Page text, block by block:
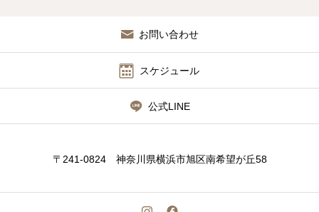
お問い合わせ
スケジュール
公式LINE
〒241-0824 神奈川県横浜市旭区南希望が丘58